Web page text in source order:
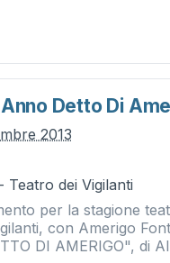
Detto Di
2013
dei Vigilanti
per la stagione
con Amerigo
DI AMERIGO", di